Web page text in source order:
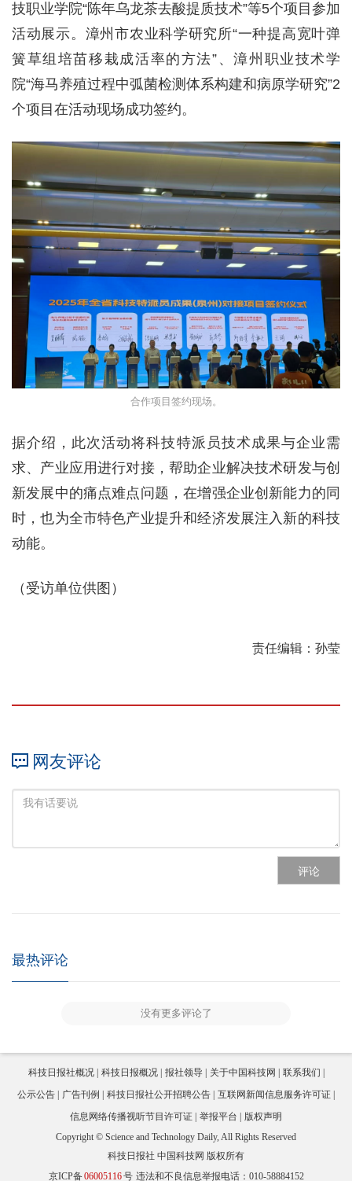
技职业学院“陈年乌龙茶去酸提质技术”等5个项目参加
活动展示。漳州市农业科学研究所“一种提高宽叶弹
簧草组培苗移栽成活率的方法”、漳州职业技术学
院“海马养殖过程中弧菌检测体系构建和病原学研究”2
个项目在活动现场成功签约。
合作项目签约现场。
据介绍，此次活动将科技特派员技术成果与企业需
求、产业应用进行对接，帮助企业解决技术研发与创
新发展中的痛点难点问题，在增强企业创新能力的同
时，也为全市特色产业提升和经济发展注入新的科技
动能。
（受访单位供图）
责任编辑：孙莹
网友评论
评论
最热评论
没有更多评论了
科技日报社概况 科技日报概况 报社领导 关于中国科技网
联系我们
公示公告
广告刊例 科技日报社公开招聘公告
互联网新闻信息服务许可证
信息网络传播视听节目许可证
举报平台
版权声明
Copyright © Science and Technology Daily, All Rights Reserved
科技日报社 中国科技网 版权所有
京ICP备06005116号 违法和不良信息举报电话：010-58884152